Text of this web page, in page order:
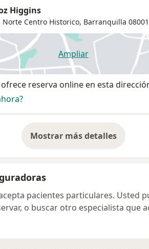
Higgins
Norte Centro Historico, Barranquilla
Ampliarse abre en una
reserva online en esta
Mostrar más detalles
sobre la dirección
pacientes particulares. Usted
o buscar otro especialista que